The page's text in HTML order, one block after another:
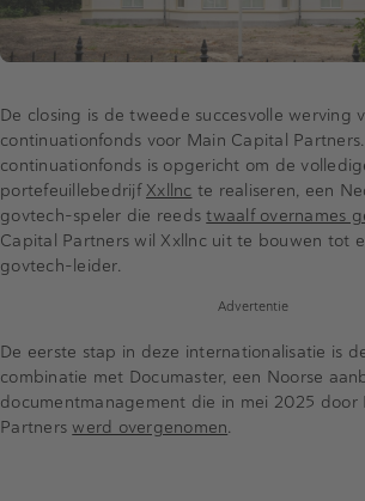
De closing is de tweede succesvolle werving
continuationfonds voor Main Capital
continuationfonds is opgericht om de
portefeuillebedrijfXxllnc te realiseren, een
govtech-speler die reedstwaalf overnames
Capital Partners wil Xxllnc uit te bouwen tot
govtech-leider.
Advertentie
De eerste stap in deze internationalisatie is
combinatie met Documaster, een Noorse
documentmanagement die in mei 2025 door
Partnerswerd overgenomen.